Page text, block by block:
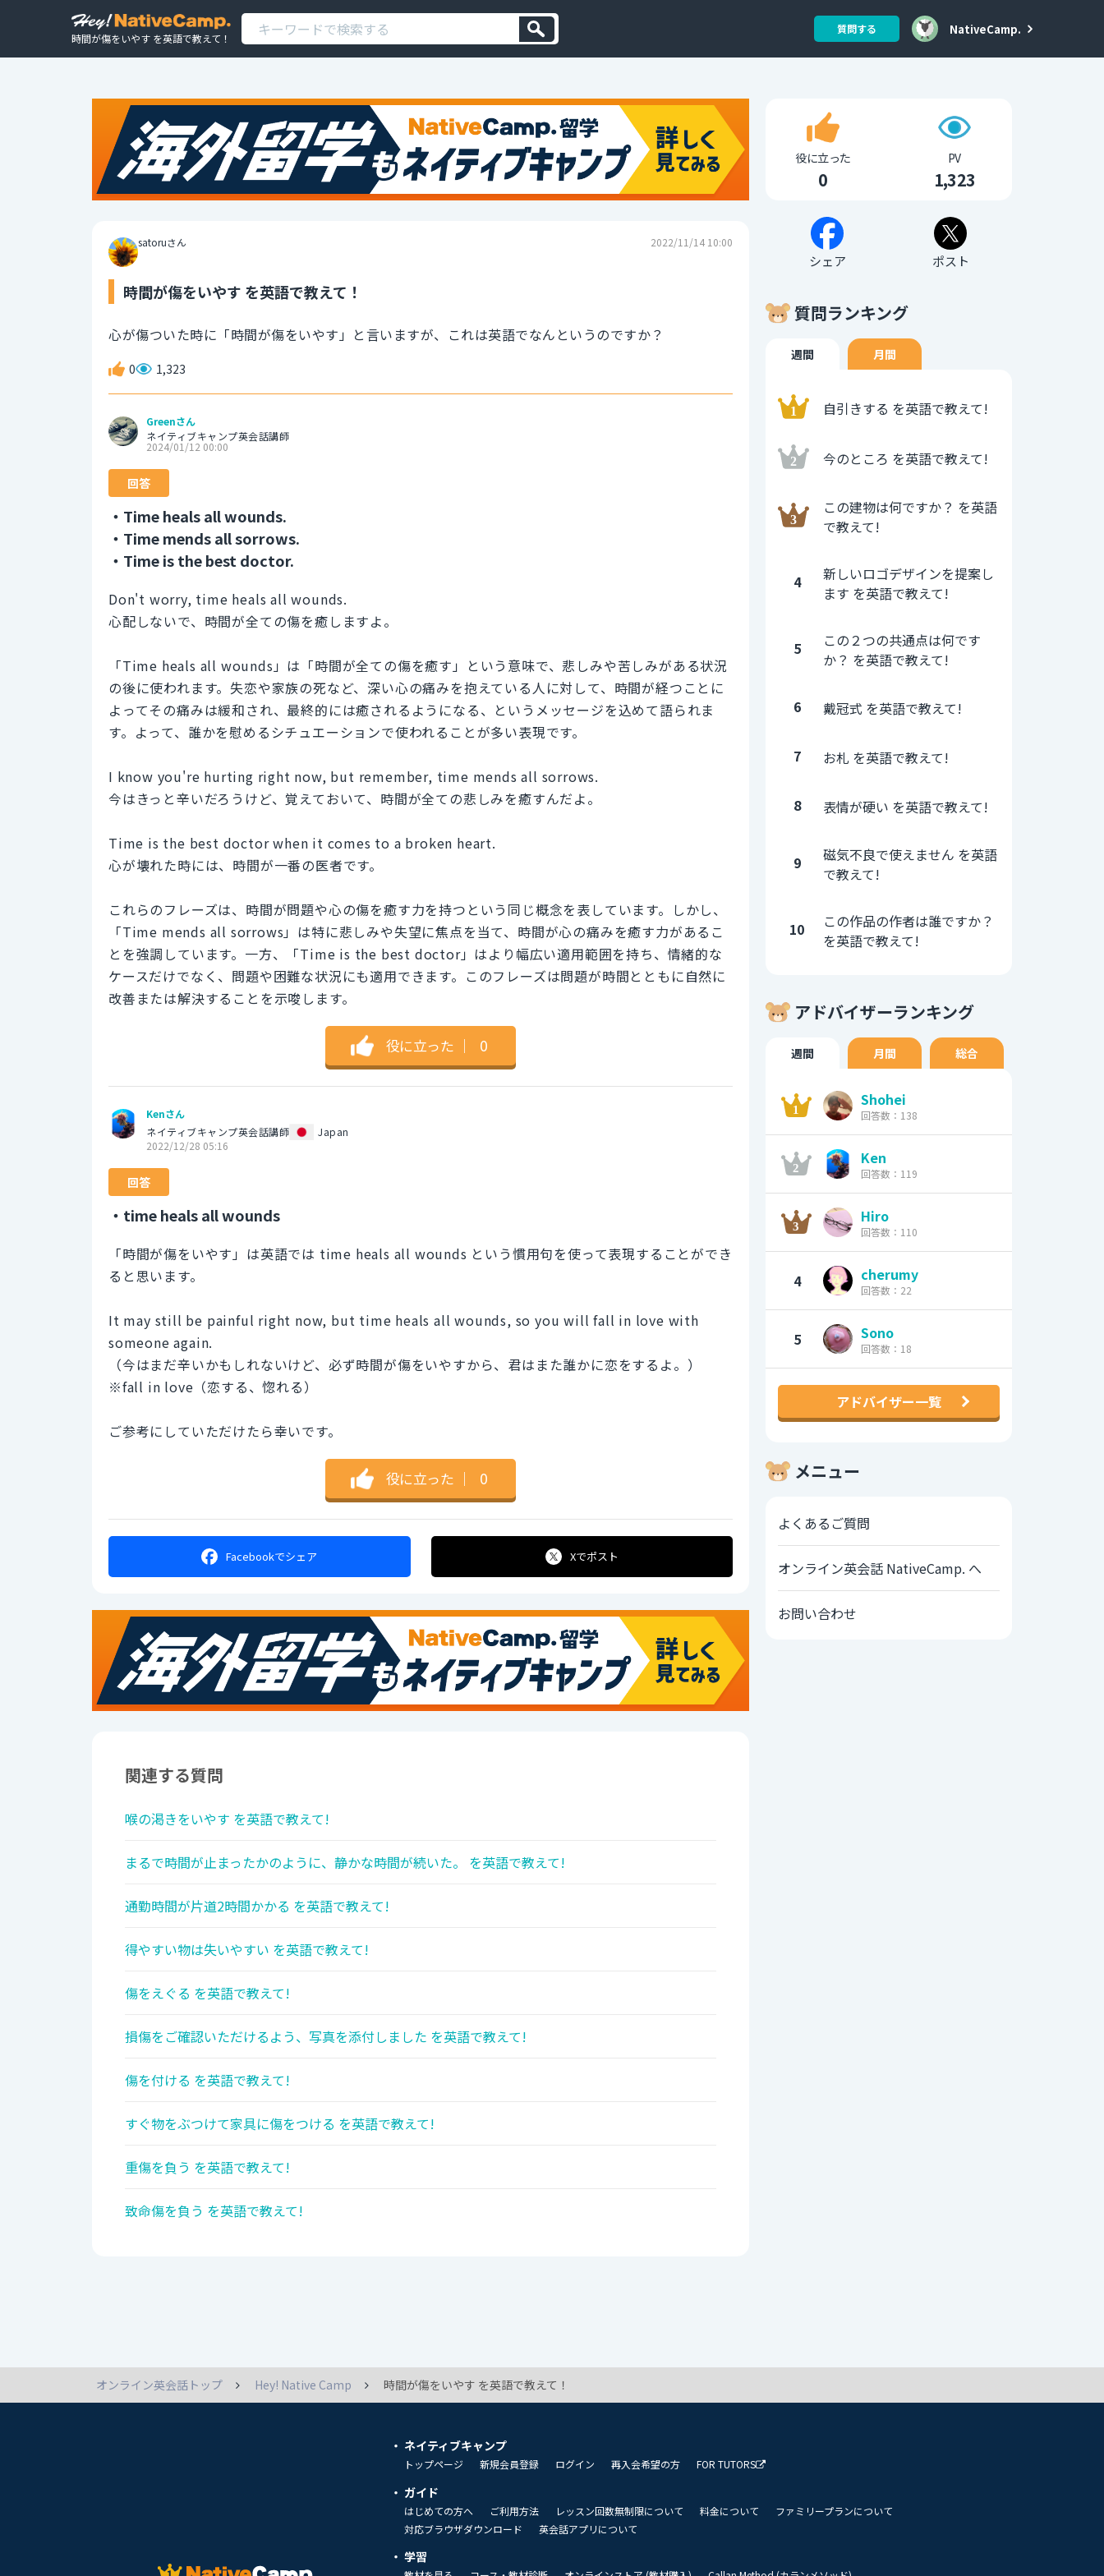
時間が傷をいやす を英語で教えて！
質問する NativeCamp.
satoruさん 2022/11/14 10:00
時間が傷をいやす を英語で教えて！
心が傷ついた時に「時間が傷をいやす」と言いますが、これは英語でなんというのですか？
0 1,323
Greenさん
ネイティブキャンプ英会話講師
2024/01/12 00:00
回答
・Time heals all wounds.
・Time mends all sorrows.
・Time is the best doctor.
Don't worry, time heals all wounds.
心配しないで、時間が全ての傷を癒しますよ。
「Time heals all wounds」は「時間が全ての傷を癒す」という意味で、悲しみや苦しみがある状況
の後に使われます。失恋や家族の死など、深い心の痛みを抱えている人に対して、時間が経つことに
よってその痛みは緩和され、最終的には癒されるようになる、というメッセージを込めて語られま
す。よって、誰かを慰めるシチュエーションで使われることが多い表現です。
I know you're hurting right now, but remember, time mends all sorrows.
今はきっと辛いだろうけど、覚えておいて、時間が全ての悲しみを癒すんだよ。
Time is the best doctor when it comes to a broken heart.
心が壊れた時には、時間が一番の医者です。
これらのフレーズは、時間が問題や心の傷を癒す力を持つという同じ概念を表しています。しかし、
「Time mends all sorrows」は特に悲しみや失望に焦点を当て、時間が心の痛みを癒す力があるこ
とを強調しています。一方、「Time is the best doctor」はより幅広い適用範囲を持ち、情緒的な
ケースだけでなく、問題や困難な状況にも適用できます。このフレーズは問題が時間とともに自然に
改善または解決することを示唆します。
役に立った ｜ 0
Kenさん
ネイティブキャンプ英会話講師
Japan
2022/12/28 05:16
回答
・time heals all wounds
「時間が傷をいやす」は英語では time heals all wounds という慣用句を使って表現することができ
ると思います。
It may still be painful right now, but time heals all wounds, so you will fall in love with
someone again.
（今はまだ辛いかもしれないけど、必ず時間が傷をいやすから、君はまた誰かに恋をするよ。）
※fall in love（恋する、惚れる）
ご参考にしていただけたら幸いです。
役に立った ｜ 0
Facebookでシェア Xでポスト
関連する質問
喉の渇きをいやす を英語で教えて!
まるで時間が止まったかのように、静かな時間が続いた。 を英語で教えて!
通勤時間が片道2時間かかる を英語で教えて!
得やすい物は失いやすい を英語で教えて!
傷をえぐる を英語で教えて!
損傷をご確認いただけるよう、写真を添付しました を英語で教えて!
傷を付ける を英語で教えて!
すぐ物をぶつけて家具に傷をつける を英語で教えて!
重傷を負う を英語で教えて!
致命傷を負う を英語で教えて!
役に立った
0
PV
1,323
シェア ポスト
質問ランキング
週間 月間
自引きする を英語で教えて!
今のところ を英語で教えて!
この建物は何ですか？ を英語
で教えて!
4
新しいロゴデザインを提案し
ます を英語で教えて!
5
この２つの共通点は何です
か？ を英語で教えて!
6 戴冠式 を英語で教えて!
7 お札 を英語で教えて!
8 表情が硬い を英語で教えて!
9
磁気不良で使えません を英語
で教えて!
10
この作品の作者は誰ですか？
を英語で教えて!
アドバイザーランキング
週間 月間 総合
Shohei
回答数：138
Ken
回答数：119
Hiro
回答数：110
4 cherumy
回答数：22
5 Sono
回答数：18
アドバイザー一覧
メニュー
よくあるご質問
オンライン英会話 NativeCamp. へ
お問い合わせ
オンライン英会話トップ Hey! Native Camp 時間が傷をいやす を英語で教えて！
ネイティブキャンプ
トップページ 新規会員登録 ログイン 再入会希望の方 FOR TUTORS
ガイド
はじめての方へ ご利用方法 レッスン回数無制限について 料金について
ファミリープランについて
対応ブラウザダウンロード
英会話アプリについて
学習